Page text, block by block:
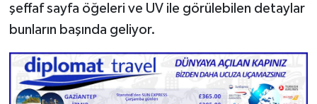
şeffaf sayfa öğeleri ve UV ile görülebilen detaylar
bunların başında geliyor.